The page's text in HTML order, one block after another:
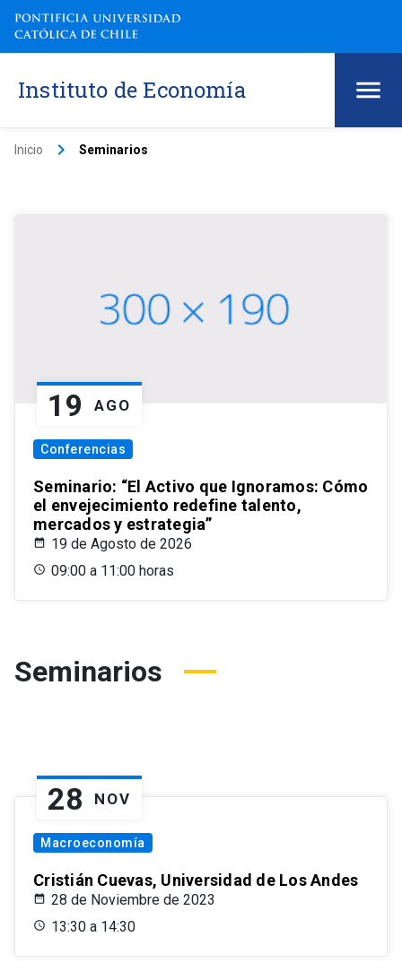
Instituto de Economía
Inicio keyboard_arrow_right Seminarios
19 AGO
Conferencias
Seminario: “El Activo que Ignoramos: Cómo
el envejecimiento redefine talento,
mercados y estrategia”
19 de Agosto de 2026
09:00 a 11:00 horas
Seminarios
28 NOV
Macroeconomía
Cristián Cuevas, Universidad de Los Andes
28 de Noviembre de 2023
13:30 a 14:30